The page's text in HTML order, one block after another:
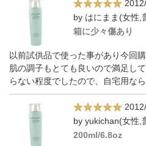
by はにまま(女性,
箱に少々傷あり
以前試供品で使った事があり今回
肌の調子もとても良いので満足し
らない程度でしたので、自宅用な
by yukichan(女性,
200ml/6.8oz